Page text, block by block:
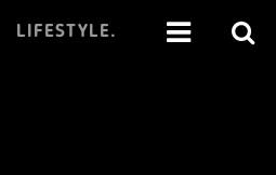
LIFESTYLE.